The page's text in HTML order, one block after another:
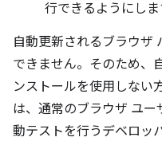
行できるようにしま
自動更新されるブラウザ
できません。そのため、
ンストールを使用しない
は、通常のブラウザ ユー
動テストを行うデベロッ